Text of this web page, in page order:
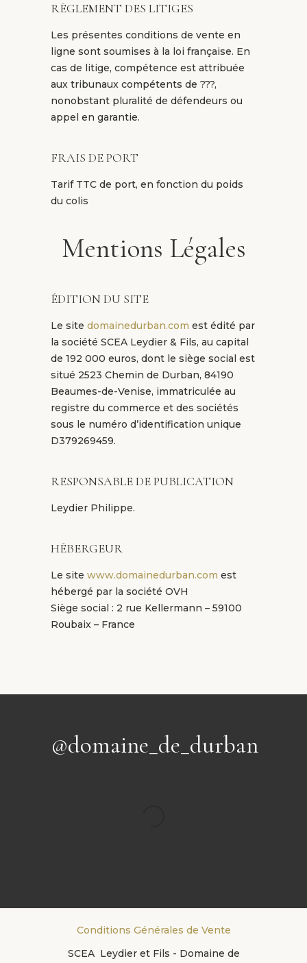
RÈGLEMENT DES LITIGES
Les présentes conditions de vente en
ligne sont soumises à la loi française. En
cas de litige, compétence est attribuée
aux tribunaux compétents de ???,
nonobstant pluralité de défendeurs ou
appel en garantie.
FRAIS DE PORT
Tarif TTC de port, en fonction du poids
du colis
Mentions Légales
ÉDITION DU SITE
Le site domainedurban.com est édité par
la société SCEA Leydier & Fils, au capital
de 192 000 euros, dont le siège social est
situé 2523 Chemin de Durban, 84190
Beaumes-de-Venise, immatriculée au
registre du commerce et des sociétés
sous le numéro d’identification unique
D379269459.
RESPONSABLE DE PUBLICATION
Leydier Philippe.
HÉBERGEUR
Le site www.domainedurban.com est
hébergé par la société OVH
Siège social : 2 rue Kellermann – 59100
Roubaix – France
@domaine_de_durban
Conditions Générales de Vente
SCEA Leydier et Fils - Domaine de